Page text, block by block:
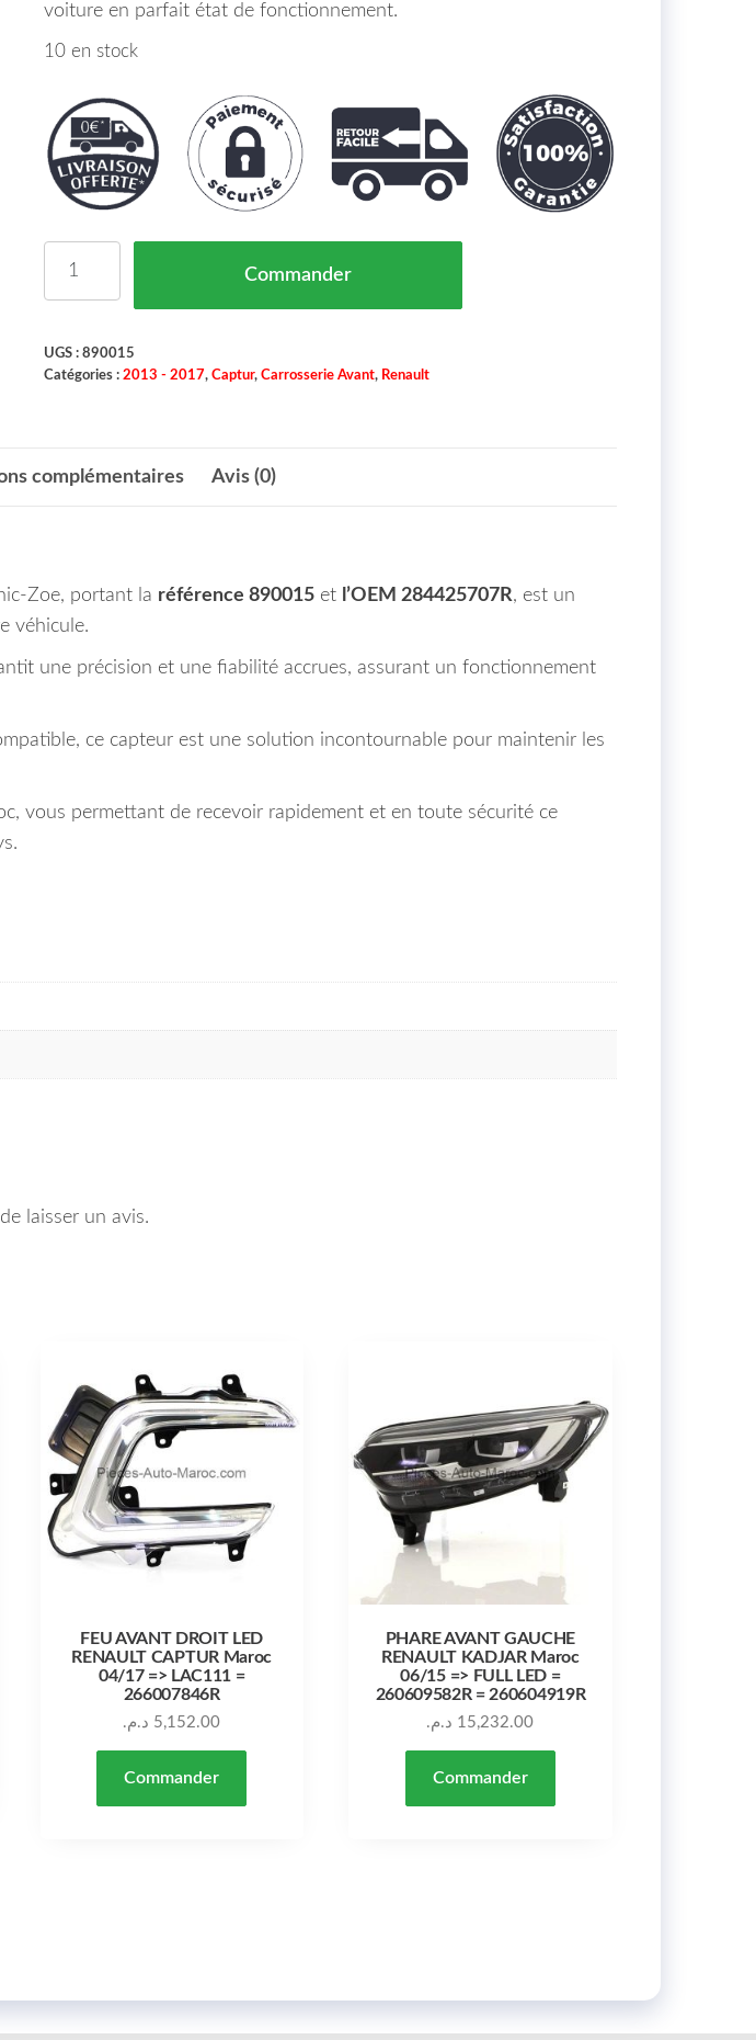
voiture en parfait état de fonctionnement.
10 en stock
Commander
UGS : 890015
Catégories : 2013 - 2017, Captur, Carrosserie Avant, Renault
complémentaires Avis (0)
Zoe, portant la référence 890015 et l’OEM 284425707R, est un
véhicule.
une précision et une fiabilité accrues, assurant un fonctionnement
ce capteur est une solution incontournable pour maintenir les
vous permettant de recevoir rapidement et en toute sécurité ce
laisser un avis.
FEU AVANT DROIT LED
RENAULT CAPTUR Maroc
04/17 => LAC111 =
266007846R
5,152.00 د.م.
Commander
PHARE AVANT GAUCHE
RENAULT KADJAR Maroc
06/15 => FULL LED =
260609582R = 260604919R
15,232.00 د.م.
Commander